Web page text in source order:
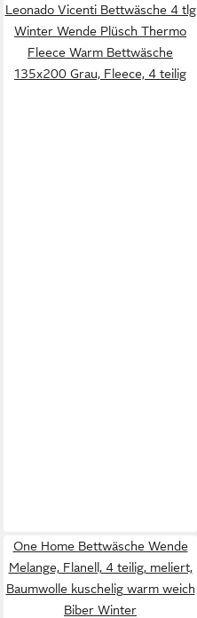
Leonado Vicenti Bettwäsche 4 tlg
Winter Wende Plüsch Thermo
Fleece Warm Bettwäsche
135x200 Grau, Fleece, 4 teilig
One Home Bettwäsche Wende
Melange, Flanell, 4 teilig, meliert,
Baumwolle kuschelig warm weich
Biber Winter